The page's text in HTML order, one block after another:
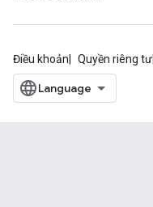
Điều khoản Quyền riêng tư